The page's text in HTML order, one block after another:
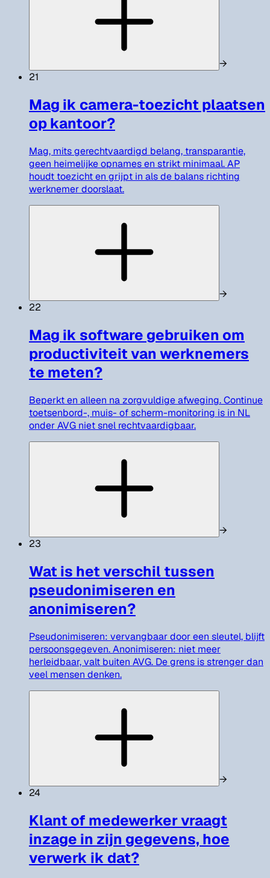
→
21
Mag ik camera-toezicht plaatsen
op kantoor?
Mag, mits gerechtvaardigd belang, transparantie,
geen heimelijke opnames en strikt minimaal. AP
houdt toezicht en grijpt in als de balans richting
werknemer doorslaat.
→
22
Mag ik software gebruiken om
productiviteit van werknemers
te meten?
Beperkt en alleen na zorgvuldige afweging. Continue
toetsenbord-, muis- of scherm-monitoring is in NL
onder AVG niet snel rechtvaardigbaar.
→
23
Wat is het verschil tussen
pseudonimiseren en
anonimiseren?
Pseudonimiseren: vervangbaar door een sleutel, blijft
persoonsgegeven. Anonimiseren: niet meer
herleidbaar, valt buiten AVG. De grens is strenger dan
veel mensen denken.
→
24
Klant of medewerker vraagt
inzage in zijn gegevens, hoe
verwerk ik dat?